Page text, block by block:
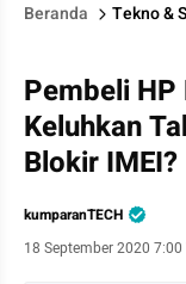
Beranda Tekno &
Pembeli HP
Keluhkan
Blokir IMEI?
kumparanTECH
18 September 2020 7:00